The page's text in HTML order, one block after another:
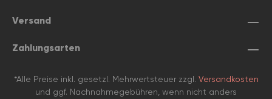
Versand
Zahlungsarten
*Alle Preise inkl. gesetzl. Mehrwertsteuer zzgl. Versandkosten
und ggf. Nachnahmegebühren, wenn nicht anders